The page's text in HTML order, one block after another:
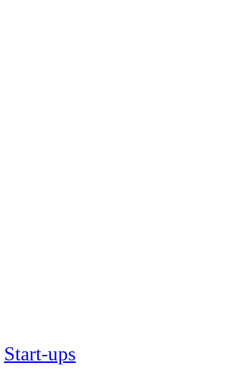
Start-ups